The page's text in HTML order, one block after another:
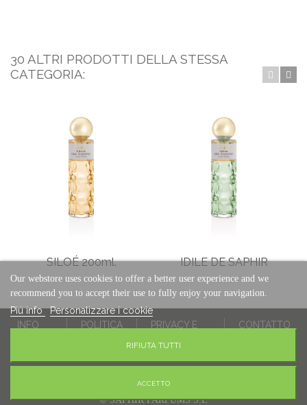
30 ALTRI PRODOTTI DELLA STESSA
CATEGORIA:
SILOÉ 200ml.
IDILE DE SAPHIR
200ml.
INFO
POLITICA
PRIVACY E
CONTATTO
Our webstore uses cookies to offer a better user experience and we
recommend you to accept their use to fully enjoy your navigation.
Piú info Personalizzare i cookie
RIFIUTA TUTTI
ACCETTO
© SAPHIR PARFUMS S.L